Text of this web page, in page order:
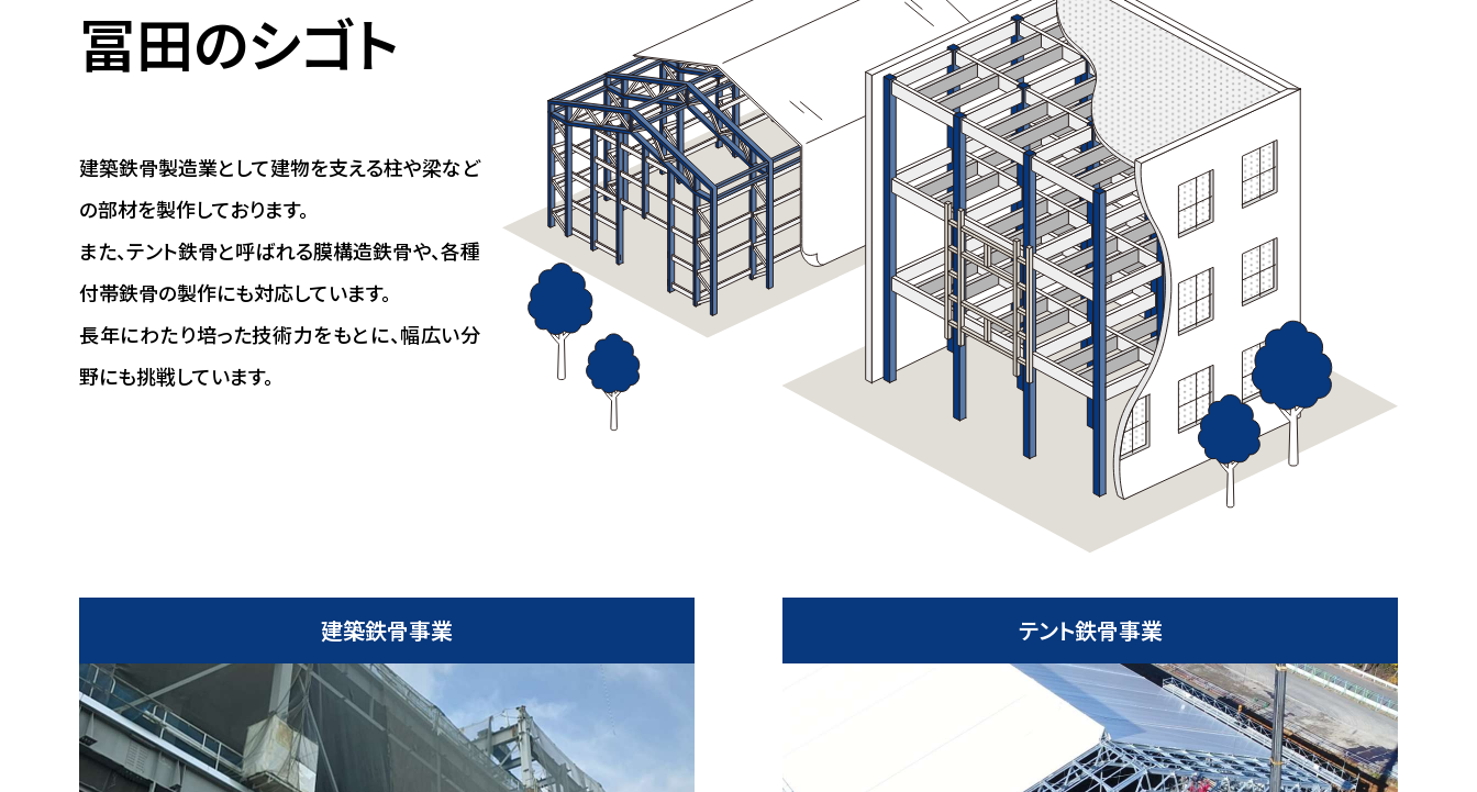
冨田のシゴト
建築鉄骨製造業として建物を支える柱や梁など
の部材を製作しております。
また、テント鉄骨と呼ばれる膜構造鉄骨や、各種
付帯鉄骨の製作にも対応しています。
長年にわたり培った技術力をもとに、幅広い分
野にも挑戦しています。
建築鉄骨事業 テント鉄骨事業